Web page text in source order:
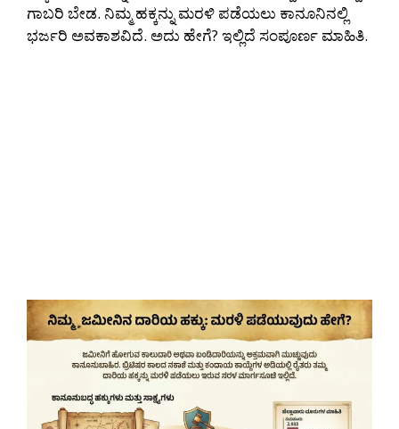
ಗಾಬರಿ ಬೇಡ. ನಿಮ್ಮ ಹಕ್ಕನ್ನು ಮರಳಿ ಪಡೆಯಲು ಕಾನೂನಿನಲ್ಲಿ
ಭರ್ಜರಿ ಅವಕಾಶವಿದೆ. ಅದು ಹೇಗೆ? ಇಲ್ಲಿದೆ ಸಂಪೂರ್ಣ ಮಾಹಿತಿ.